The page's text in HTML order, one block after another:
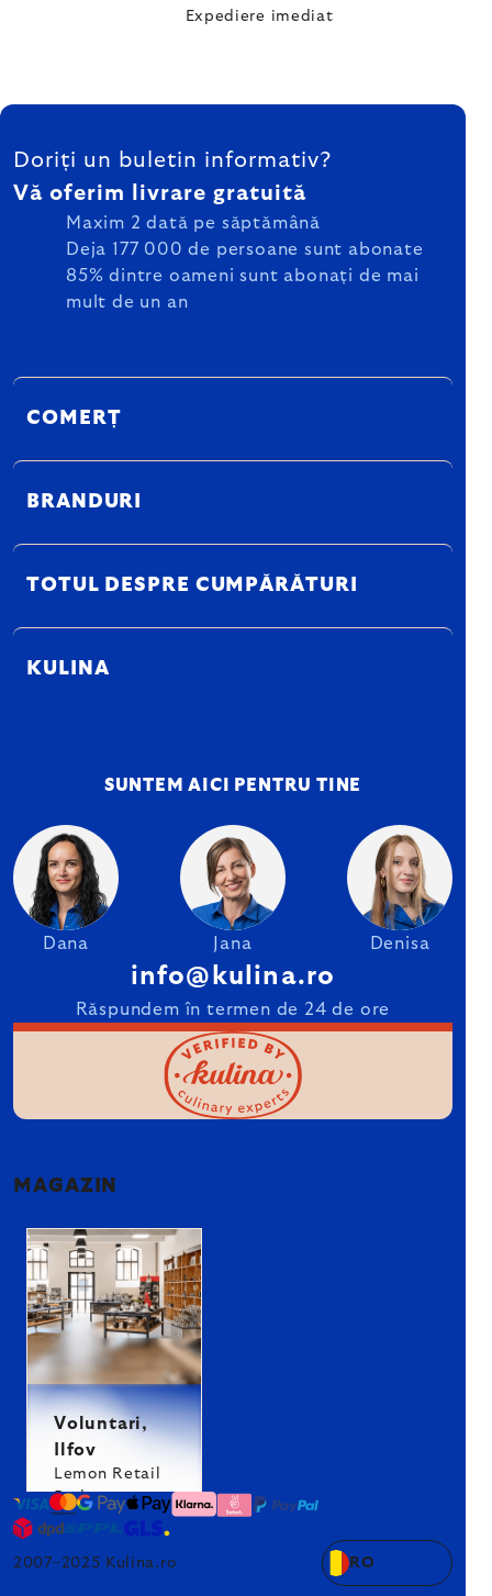
Expediere imediat
SUBSOL
Doriți un buletin informativ?
Vă oferim livrare gratuită
Maxim 2 dată pe săptămână
Deja 177 000 de persoane sunt abonate
85% dintre oameni sunt abonați de mai
mult de un an
COMERȚ
BRANDURI
TOTUL DESPRE CUMPĂRĂTURI
KULINA
SUNTEM AICI PENTRU TINE
Dana Jana Denisa
info@kulina.ro
Răspundem în termen de 24 de ore
MAGAZIN
Voluntari,
Ilfov
Lemon Retail
Park
2007–2025 Kulina.ro RO